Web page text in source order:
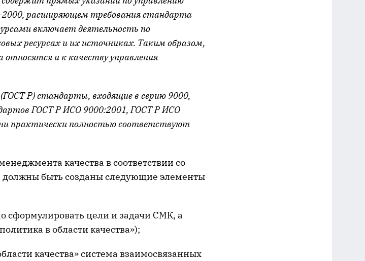
расширяющем требования стандарта
включает деятельность по
ресурсах и их источниках. Таким образом,
и к качеству управления
Р) стандарты, входящие в серию 9000,
ГОСТ Р ИСО 9000:2001, ГОСТ Р ИСО
практически полностью соответствуют
качества в соответствии со
должны быть созданы следующие элементы
сформулировать цели и задачи СМК, а
в области качества»);
качества» система взаимосвязанных